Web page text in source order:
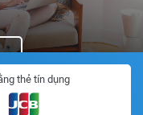
thẻ tín dụng